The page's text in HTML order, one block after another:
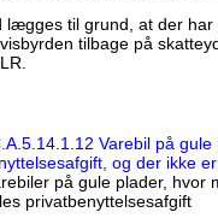
lægges til grund, at der
tilbage på
Varebil på
og der ikke
på gule plader, hvor
privatbenyttelsesafgift